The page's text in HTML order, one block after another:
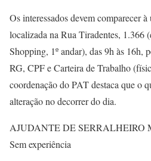
Os interessados devem comparecer
localizada na Rua Tiradentes, 1.366
Shopping, 1º andar), das 9h às 16h,
RG, CPF e Carteira de Trabalho
coordenação do PAT destaca que o
alteração no decorrer do dia.
AJUDANTE DE SERRALHEIRO
Sem experiência